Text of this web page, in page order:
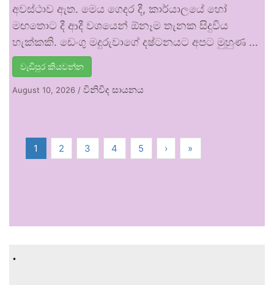
අවස්ථාව ඇත. මෙය ගෙදර දී, කාර්යාලයේ හෝ
මඟතොට දී ආදී වශයෙන් ඕනෑම තැනක සිදුවිය
හැක්කකි. ඩෙංගු මදුරුවාගේ දෂ්ටනයට අපට මුහුණ …
වැඩිපුර කියවන්න
August 10, 2026 / විනිවිද සායනය
1 2 3 4 5 › »
.